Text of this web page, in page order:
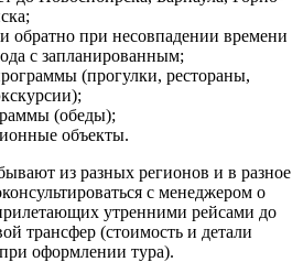
обратно при несовпадении времени
с запланированным;
(прогулки, рестораны,
(обеды);
объекты.
из разных регионов и в разное
с менеджером о
утренними рейсами до
трансфер (стоимость и детали
оформлении тура).